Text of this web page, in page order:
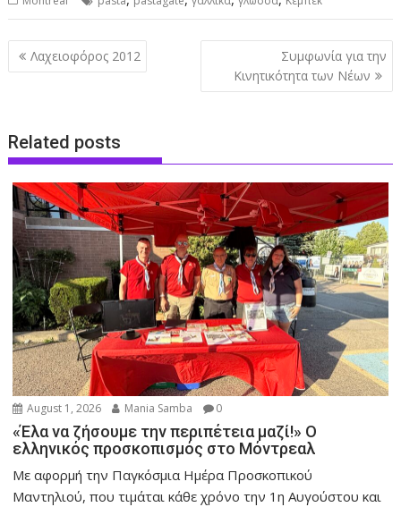
Post
navigation
Λαχειοφόρος 2012
Συμφωνία για την
Κινητικότητα των Νέων
Related posts
August 1, 2026 Mania Samba 0
«Έλα να ζήσουμε την περιπέτεια μαζί!» Ο
ελληνικός προσκοπισμός στο Μόντρεαλ
Με αφορμή την Παγκόσμια Ημέρα Προσκοπικού
Μαντηλιού, που τιμάται κάθε χρόνο την 1η Αυγούστου και